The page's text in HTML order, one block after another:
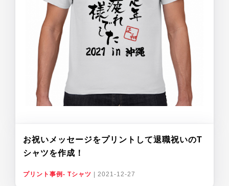
お祝いメッセージをプリントして退職祝いのT
シャツを作成！
プリント事例- Tシャツ 2021-12-27